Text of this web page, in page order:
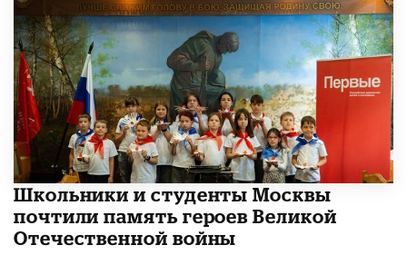
Школьники и студенты Москвы
почтили память героев Великой
Отечественной войны